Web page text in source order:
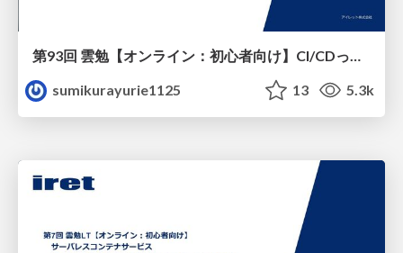
第93回 雲勉【オンライン：初心者向け】CI/CDって結局何なの？インフラエンジニアがCode3兄弟を学ぶ
sumikurayurie1125
13 5.3k